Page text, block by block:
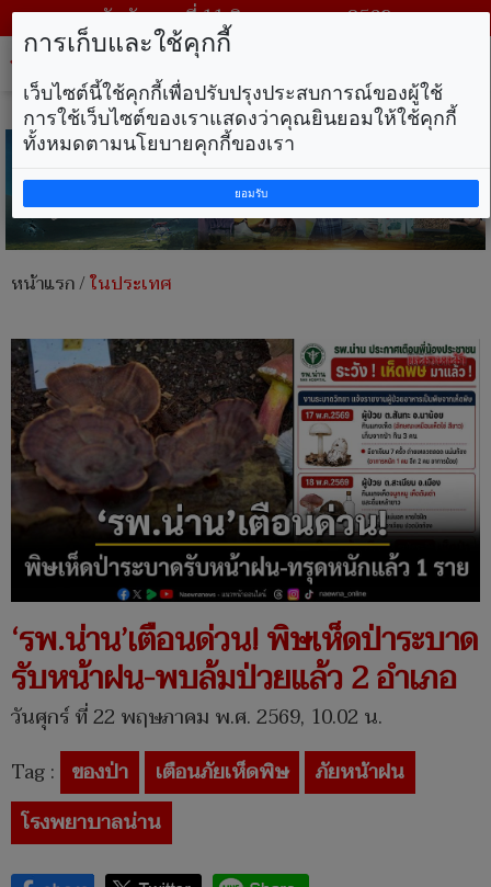
วันอังคาร ที่ 11 สิงหาคม พ.ศ. 2569
หน้าแรก/ในประเทศ
‘รพ.น่าน’เตือนด่วน! พิษเห็ดป่าระบาด
รับหน้าฝน-พบล้มป่วยแล้ว 2 อำเภอ
วันศุกร์ ที่ 22 พฤษภาคม พ.ศ. 2569, 10.02 น.
Tag : ของป่า เตือนภัยเห็ดพิษ
ภัยหน้าฝน
โรงพยาบาลน่าน
การเก็บและใช้คุกกี้
เว็บไซต์นี้ใช้คุกกี้เพื่อปรับปรุงประสบการณ์ของผู้ใช้
การใช้เว็บไซต์ของเราแสดงว่าคุณยินยอมให้ใช้คุกกี้
ทั้งหมดตามนโยบายคุกกี้ของเรา
ยอมรับ